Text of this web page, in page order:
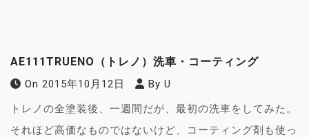
AE111TRUENO（トレノ）洗車・コーティング
On 2015年10月12日 By U
トレノの全塗装後、一週間だが、最初の洗車をしてみた。
それほど高価なものではないけど、コーティング剤も使っ